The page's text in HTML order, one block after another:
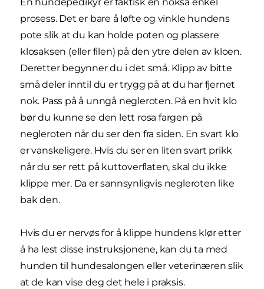
prosess. Det er bare å løfte og vinkle hundens
pote slik at du kan holde poten og plassere
klosaksen (eller filen) på den ytre delen av kloen.
Deretter begynner du i det små. Klipp av bitte
små deler inntil du er trygg på at du har fjernet
nok. Pass på å unngå negleroten. På en hvit klo
bør du kunne se den lett rosa fargen på
negleroten når du ser den fra siden. En svart klo
er vanskeligere. Hvis du ser en liten svart prikk
når du ser rett på kuttoverflaten, skal du ikke
klippe mer. Da er sannsynligvis negleroten like
bak den.
Hvis du er nervøs for å klippe hundens klør etter
å ha lest disse instruksjonene, kan du ta med
hunden til hundesalongen eller veterinæren slik
at de kan vise deg det hele i praksis.